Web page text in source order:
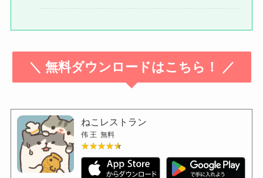
＼ 無料ダウンロードはこちら！ ／
ねこレストラン
伟 王 無料
★★★★★
★★★★★